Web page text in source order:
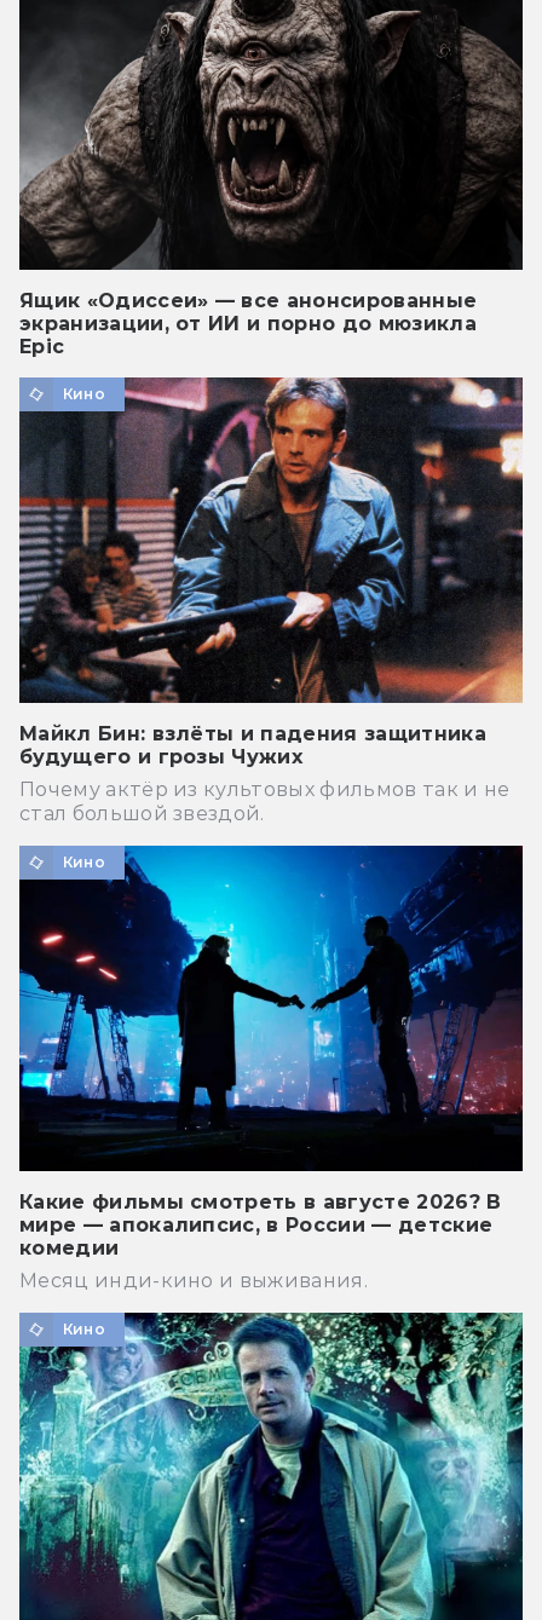
Ящик «Одиссеи» — все анонсированные
экранизации, от ИИ и порно до мюзикла
Epic
Кино
Майкл Бин: взлёты и падения защитника
будущего и грозы Чужих
Почему актёр из культовых фильмов так и не
стал большой звездой.
Кино
Какие фильмы смотреть в августе 2026? В
мире — апокалипсис, в России — детские
комедии
Месяц инди-кино и выживания.
Кино